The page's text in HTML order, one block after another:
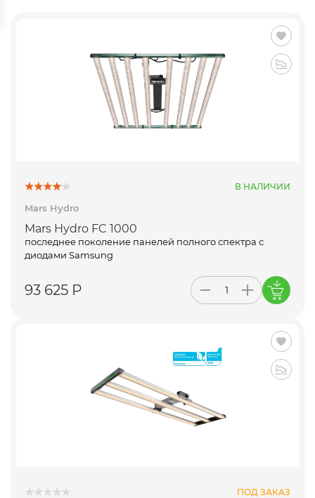
В НАЛИЧИИ
Mars Hydro
Mars Hydro FC 1000
последнее поколение панелей полного спектра с
диодами Samsung
93 625 Р
ПОД ЗАКАЗ